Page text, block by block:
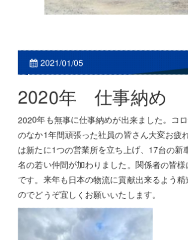
2021/01/05
2020年 仕事納め
2020年も無事に仕事納めが出来ました。コ
のなか1年間頑張った社員の皆さん大変お疲
は新たに1つの営業所を立ち上げ、17台の新
名の若い仲間が加わりました。関係者の皆
です。来年も日本の物流に貢献出来るよう
のでどうぞ宜しくお願いいたします。